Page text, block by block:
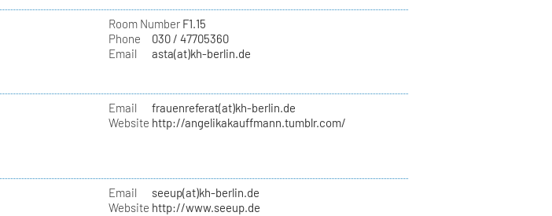
Room NumberF1.15
Phone
030 / 47705360
Email
asta(at)kh-berlin.de
Email
frauenreferat(at)kh-berlin.de
Website http://angelikakauffmann.tumblr.com/
Email
seeup(at)kh-berlin.de
Website http://www.seeup.de